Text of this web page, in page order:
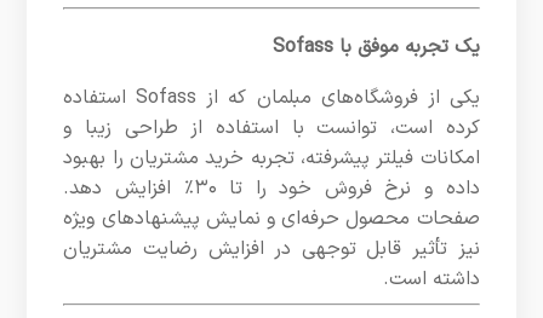
یک تجربه موفق با Sofass
یکی از فروشگاه‌های مبلمان که از Sofass استفاده
کرده است، توانست با استفاده از طراحی زیبا و
امکانات فیلتر پیشرفته، تجربه خرید مشتریان را بهبود
داده و نرخ فروش خود را تا ۳۰٪ افزایش دهد.
صفحات محصول حرفه‌ای و نمایش پیشنهادهای ویژه
نیز تأثیر قابل توجهی در افزایش رضایت مشتریان
داشته است.